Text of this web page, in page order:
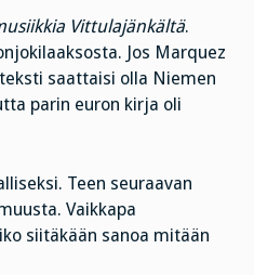
Vittulajänkältä.
Jos Marquez
saattaisi olla Niemen
parin euron kirja oli
Teen seuraavan
Vaikkapa
siitäkään sanoa mitään